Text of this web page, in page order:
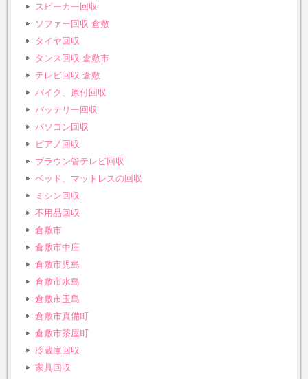
スピーカー回収
ソファー回収 倉敷
タイヤ回収
タンス回収 倉敷市
テレビ回収 倉敷
バイク、原付回収
バッテリー回収
パソコン回収
ピアノ回収
ブラウン管テレビ回収
ベッド、マットレスの回収
ミシン回収
不用品回収
倉敷市
倉敷市中庄
倉敷市児島
倉敷市水島
倉敷市玉島
倉敷市真備町
倉敷市茶屋町
冷蔵庫回収
家具回収